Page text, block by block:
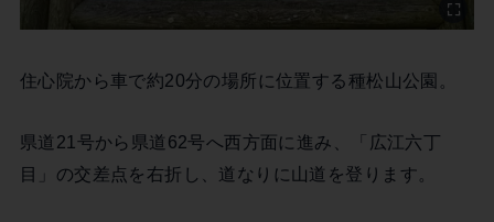
住心院から車で約20分の場所に位置する種松山公園。
県道21号から県道62号へ西方面に進み、「広江六丁
目」の交差点を右折し、道なりに山道を登ります。